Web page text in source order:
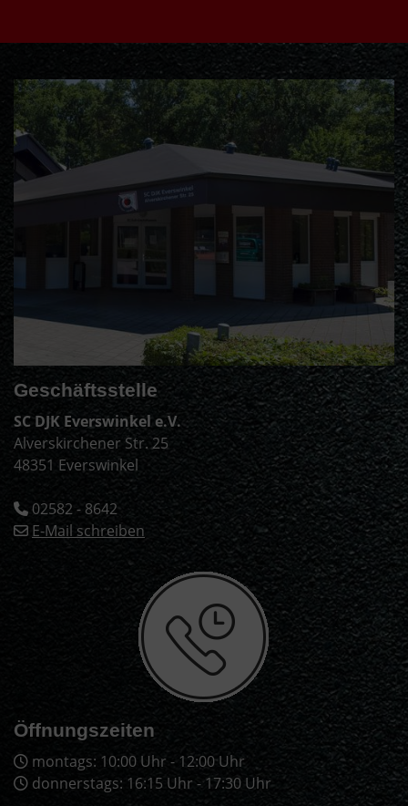
Geschäftsstelle
SC DJK Everswinkel e.V.
Alverskirchener Str. 25
48351 Everswinkel
02582 - 8642
E-Mail schreiben
Öffnungszeiten
montags: 10:00 Uhr - 12:00 Uhr
donnerstags: 16:15 Uhr - 17:30 Uhr